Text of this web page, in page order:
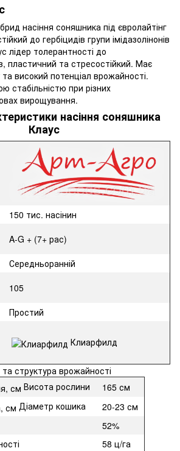
насіння соняшника під євролайтінг
до гербіцидів групи імідазолінонів
лідер толерантності до
пластичний та стресостійкий. Має
високий потенціал врожайності.
стабільністю при різних
вирощування.
насіння соняшника
Клаус
150 тис. насінин
A-G + (7+ рас)
Середньоранній
105
Простий
Клиарфилд
структура врожайності
Висота рослини
165 см
Діаметр кошика
20-23 см
52%
58 ц/га